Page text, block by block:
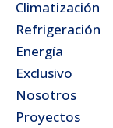
Climatización
Refrigeración
Energía
Exclusivo
Nosotros
Proyectos